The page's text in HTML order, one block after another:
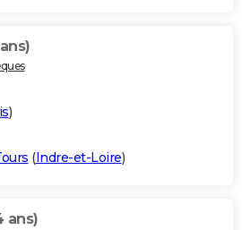
)
(Indre-et-Loire)
ans)